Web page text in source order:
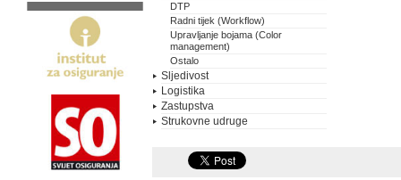
DTP
Radni tijek (Workflow)
Upravljanje bojama (Color
management)
Ostalo
Sljedivost
Logistika
Zastupstva
Strukovne udruge